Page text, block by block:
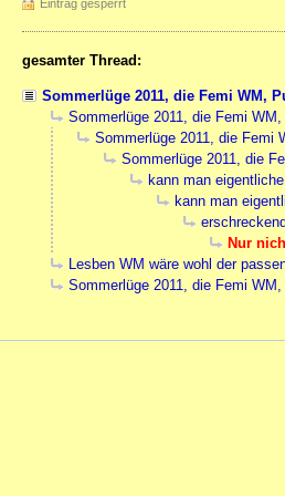
Eintrag gesperrt
gesamter Thread:
Sommerlüge 2011, die Femi WM,
Sommerlüge 2011, die Femi
Sommerlüge 2011, die Femi
Sommerlüge 2011, die
kann man
kann man
Nur
Lesben WM wäre wohl der
Sommerlüge 2011, die Femi